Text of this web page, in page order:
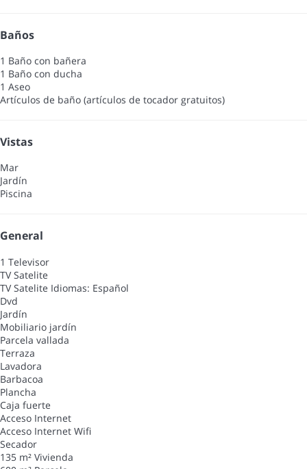
Baños
1 Baño con bañera
1 Baño con ducha
1 Aseo
Artículos de baño (artículos de tocador gratuitos)
Vistas
Mar
Jardín
Piscina
General
1 Televisor
TV Satelite
TV Satelite Idiomas: Español
Dvd
Jardín
Mobiliario jardín
Parcela vallada
Terraza
Lavadora
Barbacoa
Plancha
Caja fuerte
Acceso Internet
Acceso Internet Wifi
Secador
135 m² Vivienda